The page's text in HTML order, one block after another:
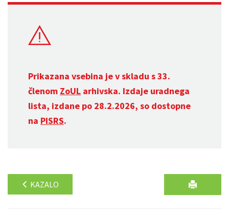
Prikazana vsebina je v skladu s 33.
členom ZoUL arhivska. Izdaje uradnega
lista, izdane po 28.2.2026, so dostopne
na PISRS.
KAZALO